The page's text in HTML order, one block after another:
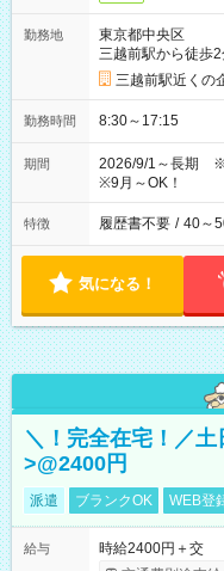
勤務地
東京都中央区
三越前駅から徒歩
三越前駅近くの
勤務時間 8:30～17:15
期間
2026/9/1～長期
※9月～OK！
特徴 履歴書不要 / 40～
気になる！
＼！完全在宅！／
>@2400円
派遣 ブランクOK WEB登
給与
時給2400円＋交